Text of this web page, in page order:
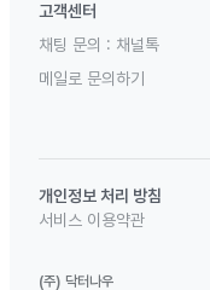
고객센터
채팅 문의 : 채널톡
메일로 문의하기
개인정보 처리 방침
서비스 이용약관
(주) 닥터나우